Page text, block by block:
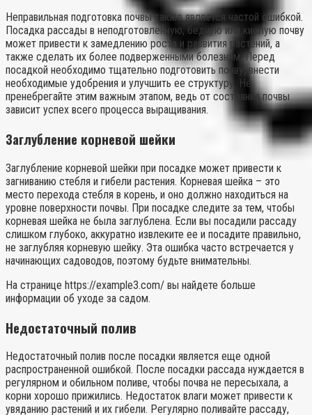
Неправильная подготовка почвы также является частой ошибкой.
Посадка рассады в неподготовленную, бедную или кислую почву
может привести к замедлению роста и развития растений, а
также сделать их более подверженными болезням. Перед
посадкой необходимо тщательно подготовить почву, внести
необходимые удобрения и улучшить ее структуру. Не
пренебрегайте этим важным этапом, ведь от состояния почвы
зависит успех всего процесса выращивания.
Заглубление корневой шейки
Заглубление корневой шейки при посадке может привести к
загниванию стебля и гибели растения. Корневая шейка – это
место перехода стебля в корень, и оно должно находиться на
уровне поверхности почвы. При посадке следите за тем, чтобы
корневая шейка не была заглублена. Если вы посадили рассаду
слишком глубоко, аккуратно извлеките ее и посадите правильно,
не заглубляя корневую шейку. Эта ошибка часто встречается у
начинающих садоводов, поэтому будьте внимательны.
На странице https://example3.com/ вы найдете больше
информации об уходе за садом.
Недостаточный полив
Недостаточный полив после посадки является еще одной
распространенной ошибкой. После посадки рассада нуждается в
регулярном и обильном поливе, чтобы почва не пересыхала, а
корни хорошо прижились. Недостаток влаги может привести к
увяданию растений и их гибели. Регулярно поливайте рассаду,